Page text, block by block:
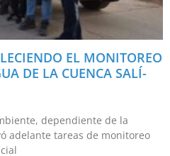
EL MONITOREO
DE LA CUENCA SALÍ-
dependiente de la
adelante tareas de monitoreo